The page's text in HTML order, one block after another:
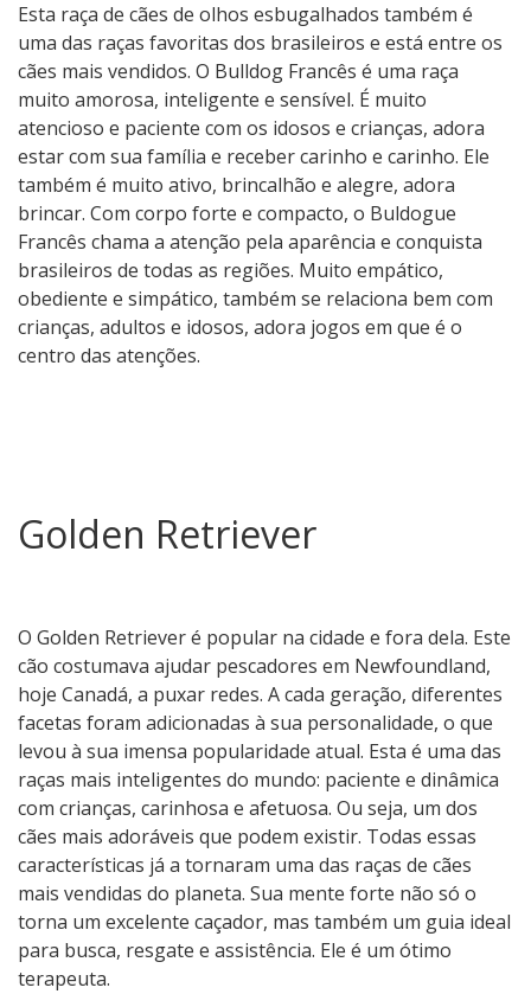
Esta raça de cães de olhos esbugalhados também é
uma das raças favoritas dos brasileiros e está entre os
cães mais vendidos. O Bulldog Francês é uma raça
muito amorosa, inteligente e sensível. É muito
atencioso e paciente com os idosos e crianças, adora
estar com sua família e receber carinho e carinho. Ele
também é muito ativo, brincalhão e alegre, adora
brincar. Com corpo forte e compacto, o Buldogue
Francês chama a atenção pela aparência e conquista
brasileiros de todas as regiões. Muito empático,
obediente e simpático, também se relaciona bem com
crianças, adultos e idosos, adora jogos em que é o
centro das atenções.
Golden Retriever
O Golden Retriever é popular na cidade e fora dela. Este
cão costumava ajudar pescadores em Newfoundland,
hoje Canadá, a puxar redes. A cada geração, diferentes
facetas foram adicionadas à sua personalidade, o que
levou à sua imensa popularidade atual. Esta é uma das
raças mais inteligentes do mundo: paciente e dinâmica
com crianças, carinhosa e afetuosa. Ou seja, um dos
cães mais adoráveis ​​que podem existir. Todas essas
características já a tornaram uma das raças de cães
mais vendidas do planeta. Sua mente forte não só o
torna um excelente caçador, mas também um guia ideal
para busca, resgate e assistência. Ele é um ótimo
terapeuta.